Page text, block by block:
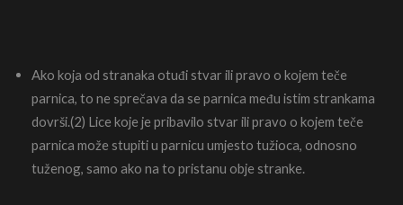
Ako koja od stranaka otuđi stvar ili pravo o kojem teče
parnica, to ne sprečava da se parnica među istim strankama
dovrši.(2) Lice koje je pribavilo stvar ili pravo o kojem teče
parnica može stupiti u parnicu umjesto tužioca, odnosno
tuženog, samo ako na to pristanu obje stranke.